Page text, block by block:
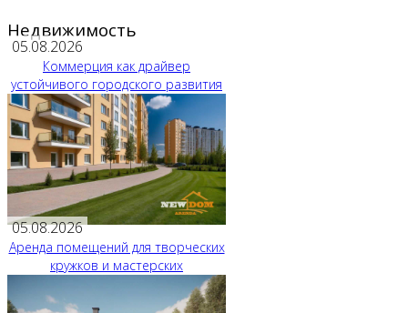
Недвижимость
05.08.2026
Коммерция как драйвер
устойчивого городского развития
05.08.2026
Аренда помещений для творческих
кружков и мастерских